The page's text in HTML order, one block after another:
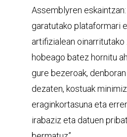
Assemblyren eskaintzan:
garatutako plataformari
artifizialean
hobeago batez hornitu
gure bezeroak,
dezaten, kostuak
eraginkortasuna eta
irabaziz eta datuen